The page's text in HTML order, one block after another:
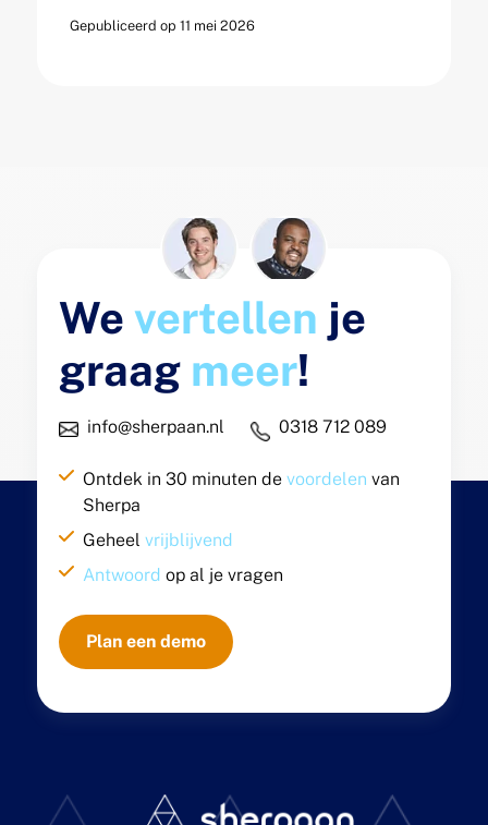
Gepubliceerd op 11 mei 2026
Wevertellen je
graag meer!
info@sherpaan.nl 0318 712 089
Ontdek in 30 minuten devoordelen van
Sherpa
Geheelvrijblijvend
Antwoord op al je vragen
Plan een demo